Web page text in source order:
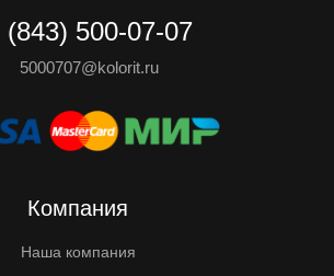
(843) 500-07-07
5000707@kolorit.ru
Компания
Наша компания